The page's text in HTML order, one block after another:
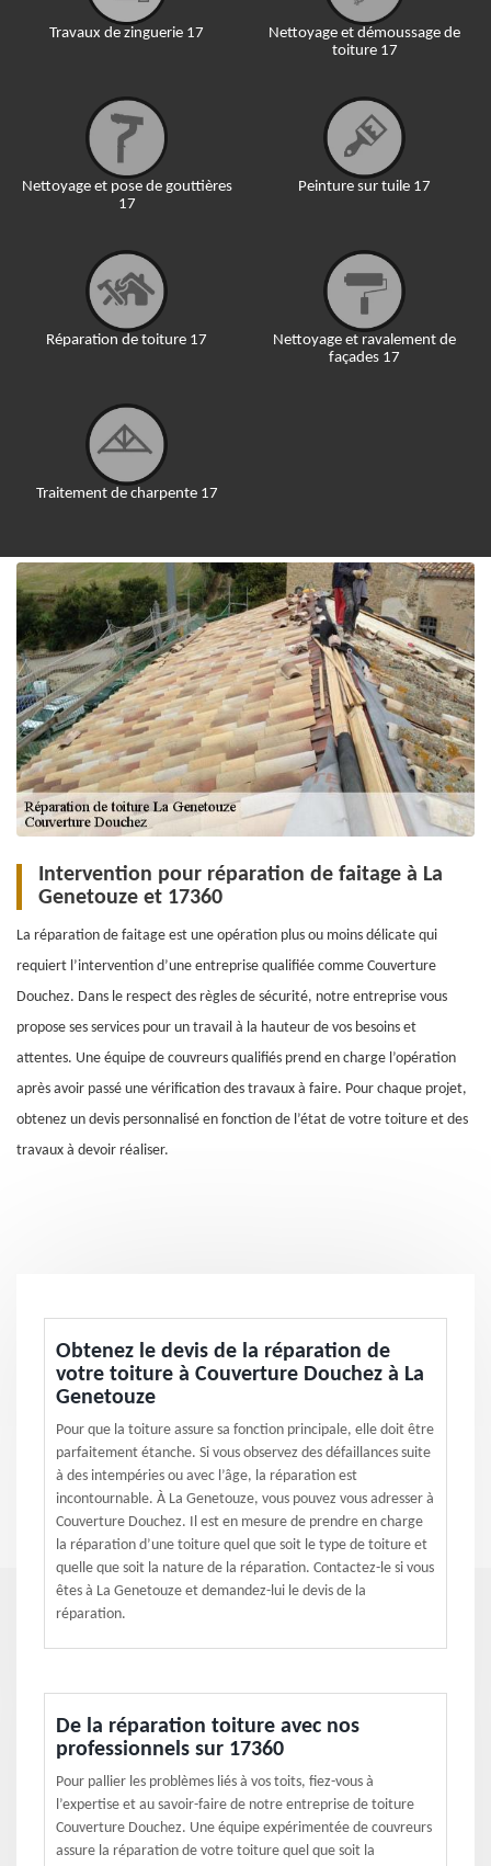
Travaux de zinguerie 17
Nettoyage et pose de gouttières
17
Réparation de toiture 17
Traitement de charpente 17
Nettoyage et démoussage de
toiture 17
Peinture sur tuile 17
Nettoyage et ravalement de
façades 17
Intervention pour réparation de faitage à La
Genetouze et 17360
La réparation de faitage est une opération plus ou moins délicate qui
requiert l’intervention d’une entreprise qualifiée comme Couverture
Douchez. Dans le respect des règles de sécurité, notre entreprise vous
propose ses services pour un travail à la hauteur de vos besoins et
attentes. Une équipe de couvreurs qualifiés prend en charge l’opération
après avoir passé une vérification des travaux à faire. Pour chaque projet,
obtenez un devis personnalisé en fonction de l’état de votre toiture et des
travaux à devoir réaliser.
Obtenez le devis de la réparation de
votre toiture à Couverture Douchez à La
Genetouze
Pour que la toiture assure sa fonction principale, elle doit être
parfaitement étanche. Si vous observez des défaillances suite
à des intempéries ou avec l’âge, la réparation est
incontournable. À La Genetouze, vous pouvez vous adresser à
Couverture Douchez. Il est en mesure de prendre en charge
la réparation d’une toiture quel que soit le type de toiture et
quelle que soit la nature de la réparation. Contactez-le si vous
êtes à La Genetouze et demandez-lui le devis de la
réparation.
De la réparation toiture avec nos
professionnels sur 17360
Pour pallier les problèmes liés à vos toits, fiez-vous à
l’expertise et au savoir-faire de notre entreprise de toiture
Couverture Douchez. Une équipe expérimentée de couvreurs
assure la réparation de votre toiture quel que soit la